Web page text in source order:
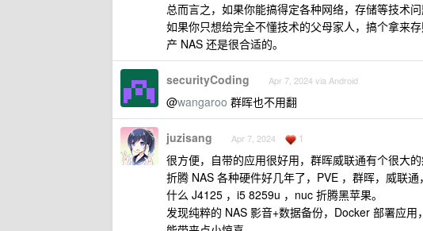
总而言之，如果你能搞得定各种网络，存储等技术
如果你只想给完全不懂技术的父母家人，搞个拿来
产 NAS 还是很合适的。
securityCoding Apr 7, 2024 via Android
@wangaroo 群晖也不用翻
juzisang Apr 7, 2024 1
很方便，自带的应用很好用，群晖威联通有个很大
折腾 NAS 各种硬件好几年了，PVE ，群晖，威联
什么 J4125 ，i5 8259u ，nuc 折腾黑苹果。
发现纯粹的 NAS 影音+数据备份，Docker 部署应